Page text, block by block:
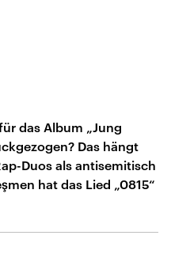
das Album „Jung
Das hängt
Duos als antisemitisch
hat das Lied „0815“